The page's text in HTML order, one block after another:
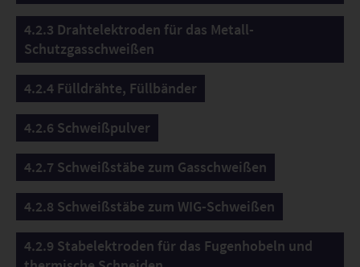
4.2.3 Drahtelektroden für das Metall-
Schutzgasschweißen
4.2.4 Fülldrähte, Füllbänder
4.2.6 Schweißpulver
4.2.7 Schweißstäbe zum Gasschweißen
4.2.8 Schweißstäbe zum WIG-Schweißen
4.2.9 Stabelektroden für das Fugenhobeln und